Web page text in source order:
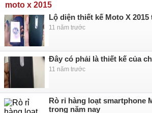
moto x 2015
Lộ diện thiết kế Moto X
11 năm trước
Đây có phải là thiết kế của
11 năm trước
Rò rỉ hàng loạt smartphone
trong năm nay